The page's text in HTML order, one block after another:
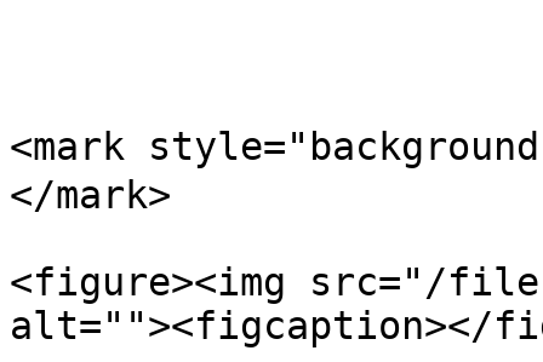
<mark
</mark>
<figure><img src="/files/
alt=""><figcaption></